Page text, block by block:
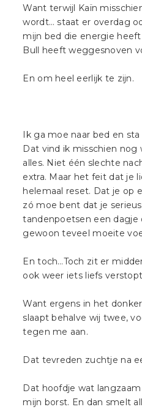
Want terwijl Kaïn
wordt… staat er overdag
mijn bed die energie
Bull heeft weggesnoven
En om heel eerlijk te zijn.
Ik ga moe naar bed en sta
Dat vind ik misschien
alles. Niet één slechte
extra. Maar het feit dat je
helemaal reset. Dat je op
zó moe bent dat je
tandenpoetsen een
gewoon teveel moeite
En toch…Toch zit er
ook weer iets liefs
Want ergens in het
slaapt behalve wij twee,
tegen me aan.
Dat tevreden zuchtje na
Dat hoofdje wat
mijn borst. En dan smelt